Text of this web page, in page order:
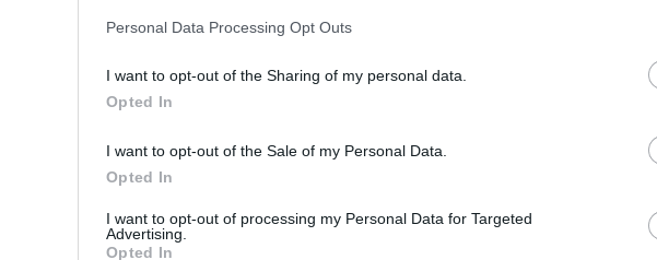
Personal Data Processing Opt Outs
I want to opt-out of the Sharing of my personal data.
Opted In
I want to opt-out of the Sale of my Personal Data.
Opted In
I want to opt-out of processing my Personal Data for Targeted
Advertising.
Opted In
som hatas av högertrollen
Larancuent
Larancuent
Börje R P
Dick